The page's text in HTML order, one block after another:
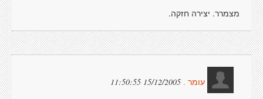
מצמרר. יצירה חזקה.
עומר . 15/12/2005 11:50:55